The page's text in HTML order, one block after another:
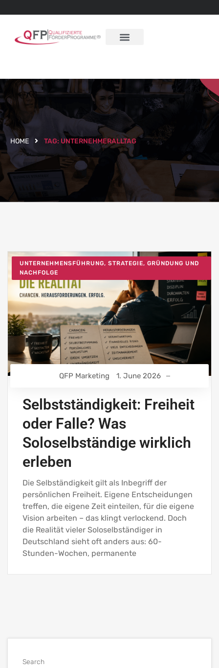
HOME TAG: UNTERNEHMERALLTAG
UNTERNEHMENSFÜHRUNG, STRATEGIE, GRÜNDUNG UND
NACHFOLGE
QFP Marketing 1. June 2026
Selbstständigkeit: Freiheit
oder Falle? Was
Soloselbständige wirklich
erleben
Die Selbständigkeit gilt als Inbegriff der
persönlichen Freiheit. Eigene Entscheidungen
treffen, die eigene Zeit einteilen, für die eigene
Vision arbeiten – das klingt verlockend. Doch
die Realität vieler Soloselbständiger in
Deutschland sieht oft anders aus: 60-
Stunden-Wochen, permanente
Search